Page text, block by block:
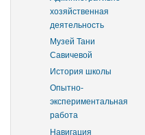
хозяйственная
деятельность
Музей Тани
Савичевой
История школы
Опытно-
экспериментальная
работа
Навигация